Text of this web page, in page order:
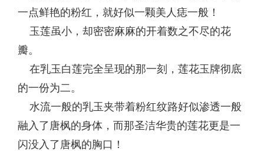
一点鲜艳的粉红，就好似一颗美人痣一般！
玉莲虽小，却密密麻麻的开着数之不尽的花
瓣。
在乳玉白莲完全呈现的那一刻，莲花玉牌彻底
的一份为二。
水流一般的乳玉夹带着粉红纹路好似渗透一般
融入了唐枫的身体，而那圣洁华贵的莲花更是一
闪没入了唐枫的胸口！